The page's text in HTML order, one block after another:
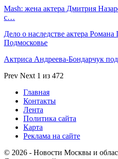
Mash: жена актера Дмитрия
с…
Дело о наследстве актера
Подмосковье
Актриса Андреева-Бондарчук
Prev Next 1 из 472
Главная
Контакты
Лента
Политика сайта
Карта
Реклама на сайте
© 2026 - Новости Москвы и